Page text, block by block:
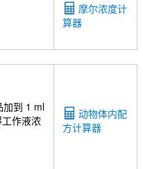
摩尔浓度计
算器
动物体内配
方计算器
加到 1 ml
作液浓